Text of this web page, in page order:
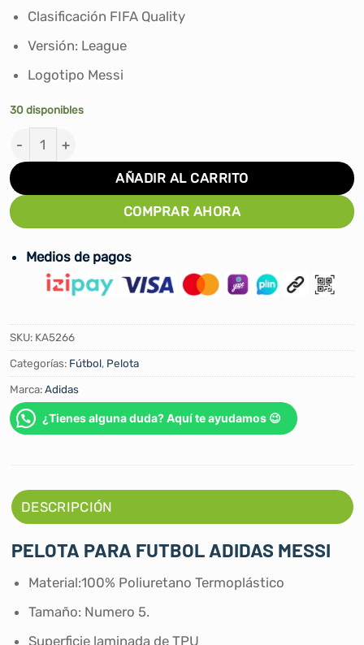
Clasificación FIFA Quality
Versión: League
Logotipo Messi
30 disponibles
PELOTA DE FUTBOL ADIDAS MESSI F50 LEAGUE FIFA
AÑADIR AL CARRITO
COMPRAR AHORA
Medios de pagos
SKU: KA5266
Categorías: Fútbol, Pelota
Marca:Adidas
¿Tienes alguna duda? Aquí te ayudamos 😉
DESCRIPCIÓN
PELOTA PARA FUTBOL ADIDAS MESSI
Material:100% Poliuretano Termoplástico
Tamaño: Numero 5.
Superficie laminada de TPU